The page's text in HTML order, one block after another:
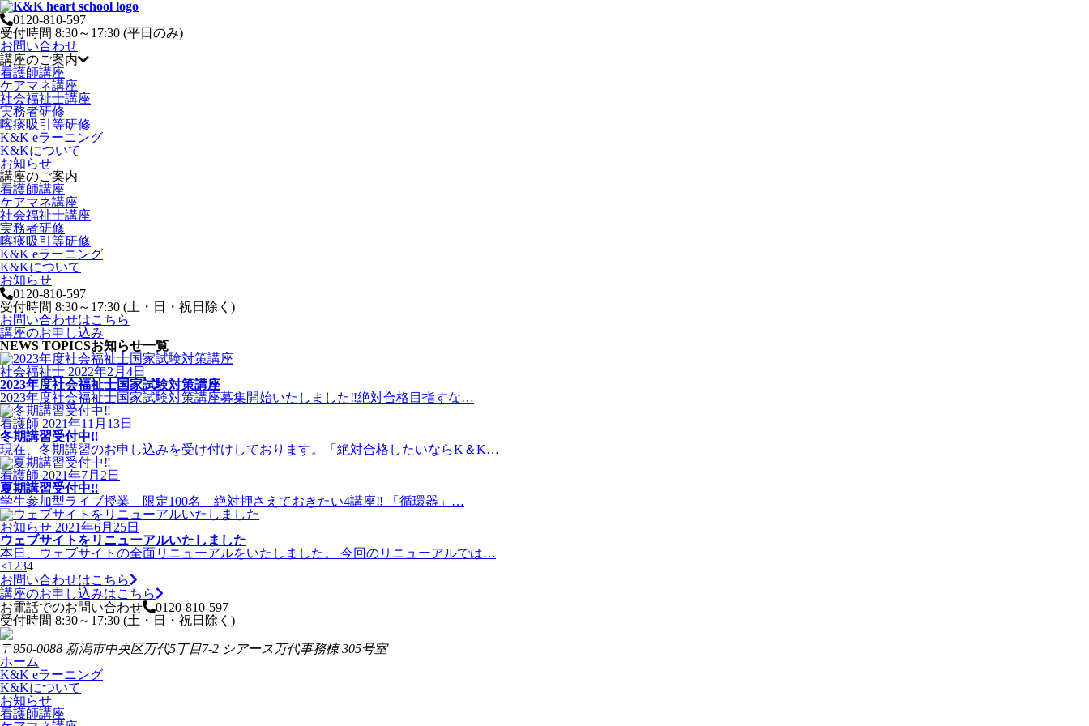
0120-810-597
受付時間 8:30～17:30 (平日のみ)
お問い合わせ
講座のご案内
看護師講座
ケアマネ講座
社会福祉士講座
実務者研修
喀痰吸引等研修
K&K eラーニング
K&Kについて
お知らせ
講座のご案内
看護師講座
ケアマネ講座
社会福祉士講座
実務者研修
喀痰吸引等研修
K&K eラーニング
K&Kについて
お知らせ
0120-810-597
受付時間 8:30～17:30 (土・日・祝日除く)
お問い合わせはこちら
講座のお申し込み
NEWS TOPICSお知らせ一覧
社会福祉士 2022年2月4日
2023年度社会福祉士国家試験対策講座
2023年度社会福祉士国家試験対策講座募集開始いたしました‼絶対合格目指すな…
看護師 2021年11月13日
冬期講習受付中‼
現在、冬期講習のお申し込みを受け付けしております。「絶対合格したいならK＆K…
看護師 2021年7月2日
夏期講習受付中‼
学生参加型ライブ授業 限定100名 絶対押さえておきたい4講座‼ 「循環器」…
お知らせ 2021年6月25日
ウェブサイトをリニューアルいたしました
本日、ウェブサイトの全面リニューアルをいたしました。 今回のリニューアルでは…
<1 234
お問い合わせはこちら
講座のお申し込みはこちら
お電話でのお問い合わせ
0120-810-597
受付時間 8:30～17:30 (土・日・祝日除く)
〒950-0088 新潟市中央区万代5丁目7-2 シアース万代事務棟 305号室
ホーム
K&K eラーニング
K&Kについて
お知らせ
看護師講座